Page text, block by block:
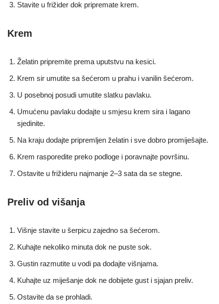
Stavite u frižider dok pripremate krem.
Krem
Želatin pripremite prema uputstvu na kesici.
Krem sir umutite sa šećerom u prahu i vanilin šećerom.
U posebnoj posudi umutite slatku pavlaku.
Umućenu pavlaku dodajte u smjesu krem sira i lagano
sjedinite.
Na kraju dodajte pripremljen želatin i sve dobro promiješajte.
Krem rasporedite preko podloge i poravnajte površinu.
Ostavite u frižideru najmanje 2–3 sata da se stegne.
Preliv od višanja
Višnje stavite u šerpicu zajedno sa šećerom.
Kuhajte nekoliko minuta dok ne puste sok.
Gustin razmutite u vodi pa dodajte višnjama.
Kuhajte uz miješanje dok ne dobijete gust i sjajan preliv.
Ostavite da se prohladi.